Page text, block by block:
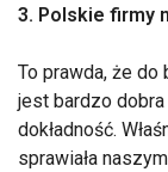
3. Polskie firmy
To prawda, że do
jest bardzo
dokładność.
sprawiała